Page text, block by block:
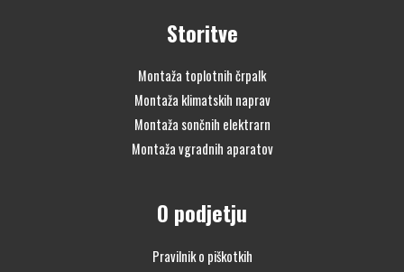
Storitve
Montaža toplotnih črpalk
Montaža klimatskih naprav
Montaža sončnih elektrarn
Montaža vgradnih aparatov
O podjetju
Pravilnik o piškotkih